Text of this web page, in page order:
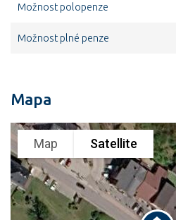
Možnost polopenze
Možnost plné penze
Mapa
Map Satellite